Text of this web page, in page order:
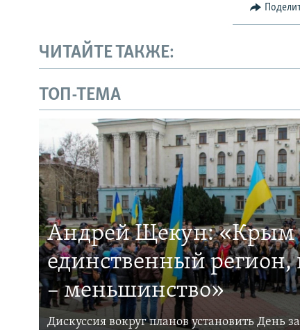
ЧИТАЙТЕ ТАКЖЕ:
ТОП-ТЕМА
Андрей Щекун: «Крым
единственный регион,
– меньшинство»
Дискуссия вокруг планов установить День